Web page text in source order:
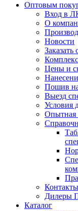
Оптовым
Вход в
О
Новости
Заказать
Цены и
Пошив на
Выезд
Условия
Опытная
Контакты
Дилеры
Каталог